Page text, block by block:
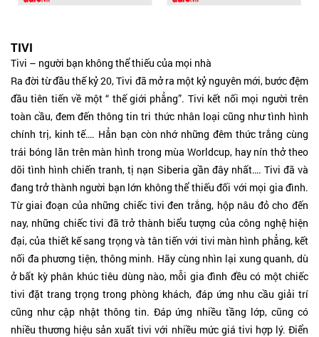
TIVI
Tivi – người bạn không thể thiếu của mọi nhà
Ra đời từ đầu thế kỷ 20, Tivi đã mở ra một kỷ nguyên mới, bước đệm
đầu tiên tiến về một “ thế giới phẳng”. Tivi kết nối mọi người trên
toàn cầu, đem đến thông tin tri thức nhân loại cũng như tình hình
chính trị, kinh tế…. Hẳn bạn còn nhớ những đêm thức trắng cùng
trái bóng lăn trên màn hình trong mùa Worldcup, hay nín thở theo
dõi tình hình chiến tranh, tị nạn Siberia gần đây nhất…. Tivi đã và
đang trở thành người bạn lớn không thể thiếu đối với mọi gia đình.
Từ giai đoạn của những chiếc tivi đen trắng, hộp nâu đỏ cho đến
nay, những chiếc tivi đã trở thành biểu tượng của công nghệ hiện
đại, của thiết kế sang trọng và tân tiến với tivi màn hình phẳng, kết
nối đa phương tiện, thông minh. Hãy cùng nhìn lại xung quanh, dù
ở bất kỳ phân khúc tiêu dùng nào, mỗi gia đình đều có một chiếc
tivi đặt trang trọng trong phòng khách, đáp ứng nhu cầu giải trí
cũng như cập nhật thông tin. Đáp ứng nhiều tầng lớp, cũng có
nhiều thương hiệu sản xuất tivi với nhiều mức giá tivi hợp lý. Điển